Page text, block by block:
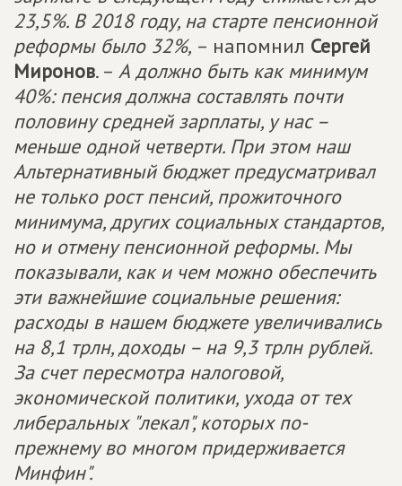
23,5%. В 2018 году, на старте пенсионной
реформы было 32%, – напомнил Сергей
Миронов. – А должно быть как минимум
40%: пенсия должна составлять почти
половину средней зарплаты, у нас –
меньше одной четверти. При этом наш
Альтернативный бюджет предусматривал
не только рост пенсий, прожиточного
минимума, других социальных стандартов,
но и отмену пенсионной реформы. Мы
показывали, как и чем можно обеспечить
эти важнейшие социальные решения:
расходы в нашем бюджете увеличивались
на 8,1 трлн, доходы – на 9,3 трлн рублей.
За счет пересмотра налоговой,
экономической политики, ухода от тех
либеральных "лекал", которых по-
прежнему во многом придерживается
Минфин".